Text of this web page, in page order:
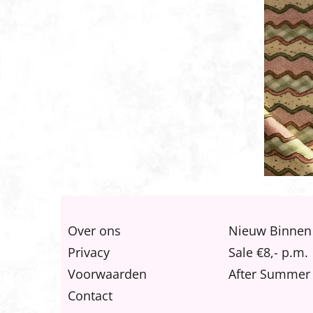
Over ons
Privacy
Voorwaarden
Contact
Nieuw Binnen
Sale €8,- p.m.
After Summer